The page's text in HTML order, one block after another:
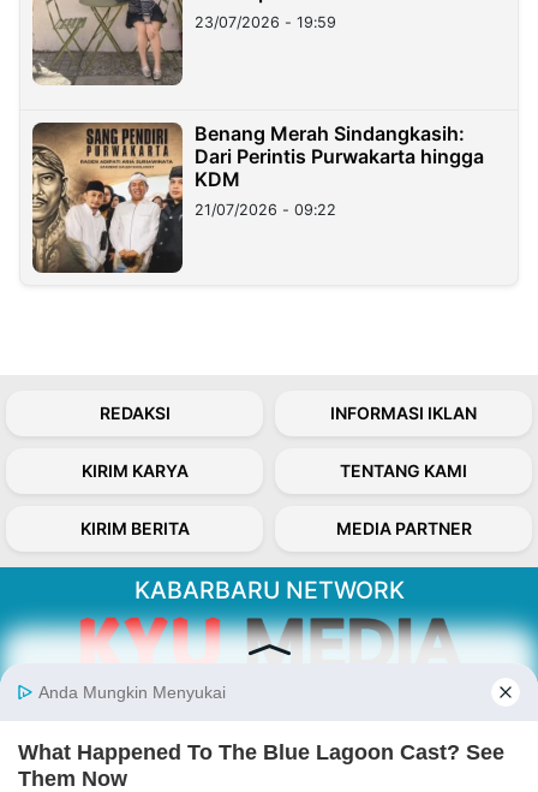
23/07/2026 - 19:59
Benang Merah Sindangkasih:
Dari Perintis Purwakarta hingga
KDM
21/07/2026 - 09:22
REDAKSI INFORMASI IKLAN
KIRIM KARYA TENTANG KAMI
KIRIM BERITA MEDIA PARTNER
KABARBARU NETWORK